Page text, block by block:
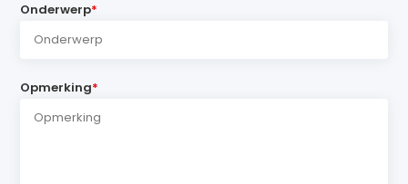
Onderwerp*
Opmerking*